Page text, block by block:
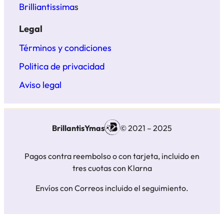
Brilliantissimas
Legal
Términos y condiciones
Politica de privacidad
Aviso legal
BrillantisYmas © 2021 – 2025
Pagos contra reembolso o con tarjeta, incluido en
tres cuotas con Klarna
Envíos con Correos incluido el seguimiento.